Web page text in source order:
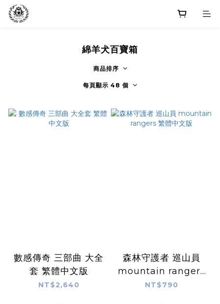
綿羊犬百寶箱
商品排序
每頁顯示 48 個
數感傳奇 三部曲 大全
套 繁體中文版
NT$2,640
森林守護者 巡山員
mountain rangers
繁體中文版
NT$790